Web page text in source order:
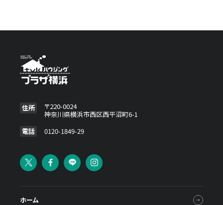
住所
〒220-0024
神奈川県横浜市西区西平沼町6-1
電話
0120-1849-29
ホーム